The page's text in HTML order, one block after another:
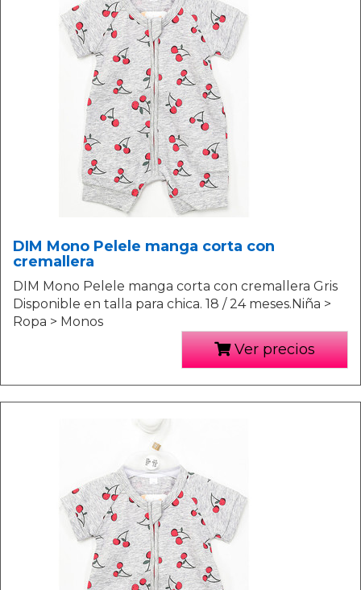
DIM Mono Pelele manga corta con
cremallera
DIM Mono Pelele manga corta con cremallera Gris
Disponible en talla para chica. 18 / 24 meses.Niña >
Ropa > Monos
Ver precios